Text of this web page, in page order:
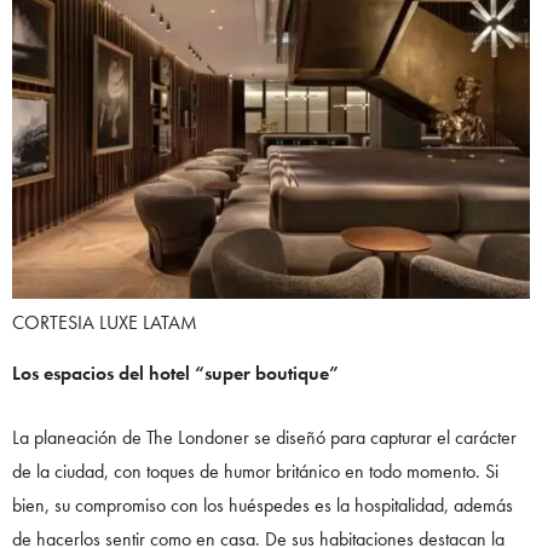
CORTESIA LUXE LATAM
Los espacios del hotel “super boutique”
La planeación de The Londoner se diseñó para capturar el carácter
de la ciudad, con toques de humor británico en todo momento. Si
bien, su compromiso con los huéspedes es la hospitalidad, además
de hacerlos sentir como en casa. De sus habitaciones destacan la